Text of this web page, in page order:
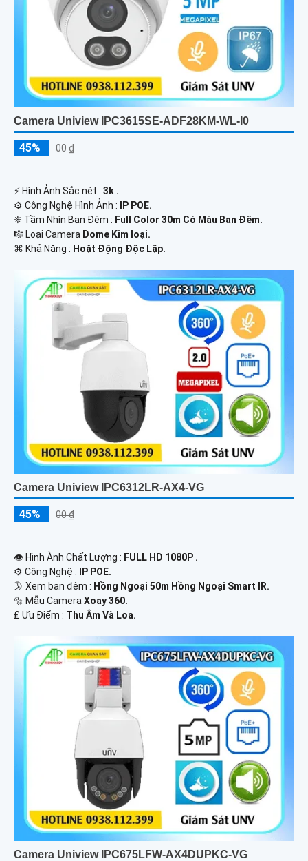
Camera Uniview IPC3615SE-ADF28KM-WL-I0
45% 00 ₫
️⚡ Hình Ảnh Sắc nét : 3k .
⚙ Công Nghệ Hình Ảnh : IP POE.
❈ Tầm Nhìn Ban Đêm : Full Color 30m Có Màu Ban Ðêm.
🎼️ Loại Camera Dome Kim loại.
️⌘ Khả Năng : Hoặt Động Độc Lập.
Camera Uniview IPC6312LR-AX4-VG
45% 00 ₫
👁 Hình Ành Chất Lượng : FULL HD 1080P .
⚙ Công Nghệ :
IP POE.
🌛 Xem ban đêm : Hồng Ngoại 50m Hồng Ngoại Smart IR.
🔩 Mẫu Camera Xoay 360.
️₤ Ưu Điểm : Thu Âm Và Loa.
Camera Uniview IPC675LFW-AX4DUPKC-VG